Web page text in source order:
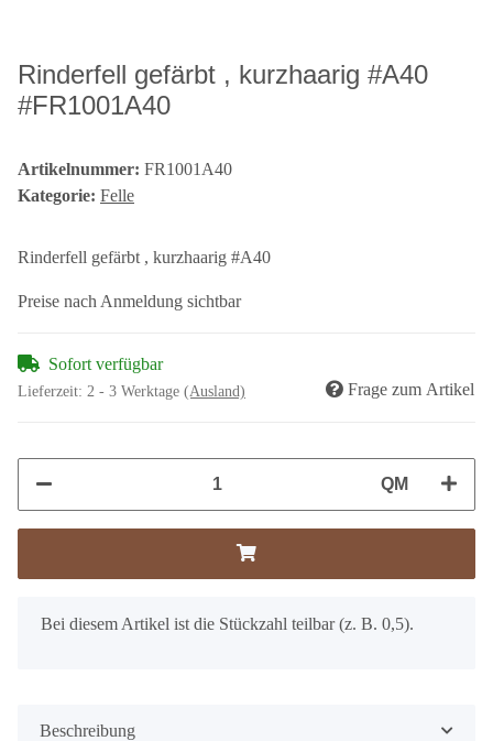
Rinderfell gefärbt , kurzhaarig #A40
#FR1001A40
Artikelnummer: FR1001A40
Kategorie: Felle
Rinderfell gefärbt , kurzhaarig #A40
Preise nach Anmeldung sichtbar
Sofort verfügbar
Lieferzeit: 2 - 3 Werktage (Ausland) Frage zum Artikel
QM
x
Bei diesem Artikel ist die Stückzahl teilbar (z. B. 0,5).
Beschreibung